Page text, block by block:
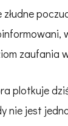
zaufania
plotkuje
nie jest